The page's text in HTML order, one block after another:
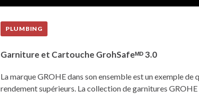
PLUMBING
Garniture et Cartouche GrohSafeᴹᴰ 3.0
La marque GROHE dans son ensemble est un exemple de
rendement supérieurs. La collection de garnitures